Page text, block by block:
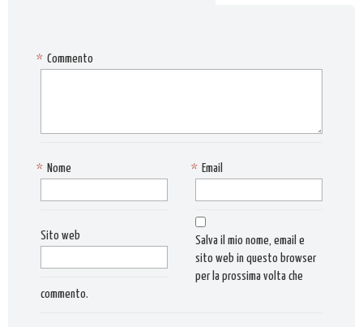
Commento
*
Nome
* Email
*
Sito web
Salva il mio nome, email e
sito web in questo browser
per la prossima volta che
commento.